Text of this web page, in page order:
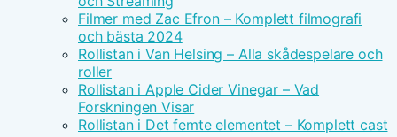
Filmer med Zac Efron – Komplett filmografi
och bästa 2024
Rollistan i Van Helsing – Alla skådespelare och
roller
Rollistan i Apple Cider Vinegar – Vad
Forskningen Visar
Rollistan i Det femte elementet – Komplett cast